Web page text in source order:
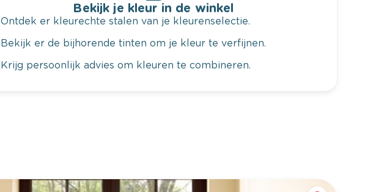
Bekijk je kleur in de winkel
Ontdek er kleurechte stalen van je kleurenselectie.
Bekijk er de bijhorende tinten om je kleur te verfijnen.
Krijg persoonlijk advies om kleuren te combineren.